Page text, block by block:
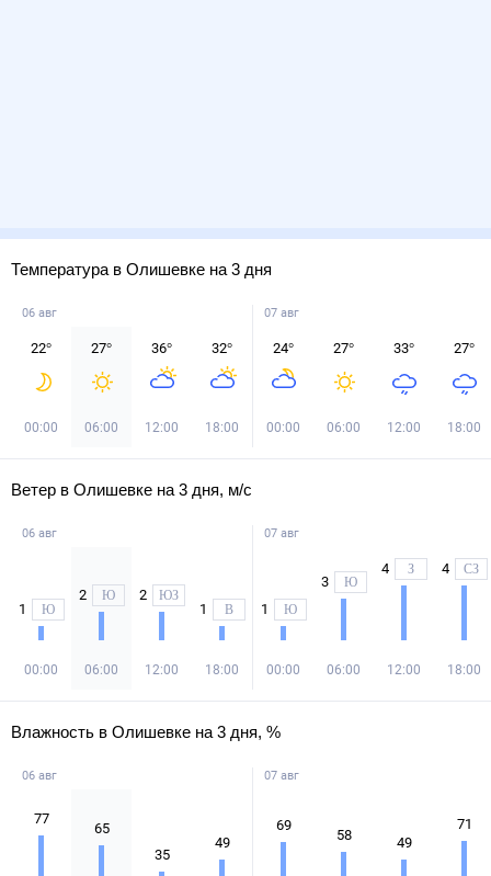
Температура в Олишевке на 3 дня
06 авг
22°
00:00
27°
06:00
36°
12:00
32°
18:00
07 авг
24°
00:00
27°
06:00
33°
12:00
27°
18:00
Ветер в Олишевке на 3 дня, м/с
06 авг
1 Ю
00:00
2 Ю
06:00
2 ЮЗ
12:00
1 В
18:00
07 авг
1 Ю
00:00
3 Ю
06:00
4 З
12:00
4 СЗ
18:00
Влажность в Олишевке на 3 дня, %
06 авг
77
65
35
49
07 авг
69
58 49
71